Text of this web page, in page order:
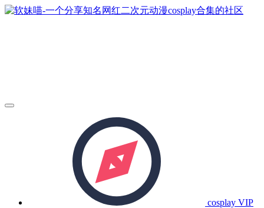
cosplay VIP